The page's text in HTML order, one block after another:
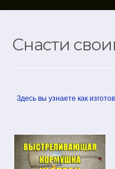
Снасти
Здесь вы узнаете как